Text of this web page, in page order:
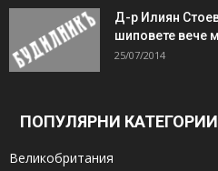
Д-р Илиян
шиповете вече
25/07/2014
ПОПУЛЯРНИ КАТЕГОРИИ
Великобритания